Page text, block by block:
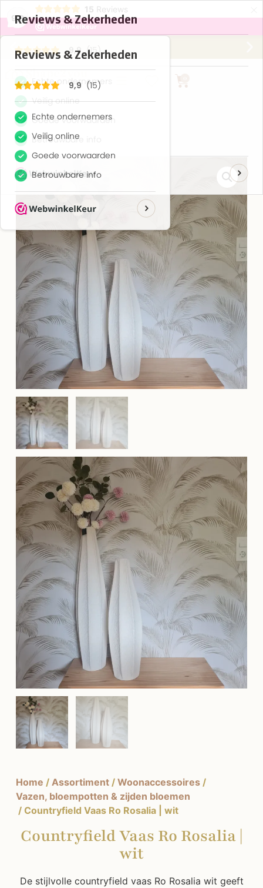
9,9
15 Reviews
Gratis verzending vanaf €75,-
Home / Assortiment/ Woonaccessoires/
Vazen, bloempotten & zijden bloemen
/ Countryfield Vaas Ro Rosalia | wit
Countryfield Vaas Ro Rosalia |
wit
De stijlvolle countryfield vaas Ro Rosalia wit geeft